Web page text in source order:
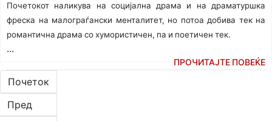
Почетокот наликува на социјална драма и на драматуршка
фреска на малограѓански менталитет, но потоа добива тек на
романтична драма со хумористичен, па и поетичен тек.
...
ПРОЧИТАЈТЕ ПОВЕЌЕ
Почеток
Пред